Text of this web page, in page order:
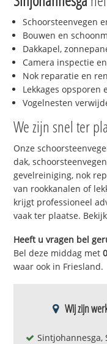
Schoorsteenvegen
Bouwen en
Dakkapel,
Camera inspectie
Nok reparatie en
Lekkages opsporen
Vogelnesten
We zijn snel ter
Onze
dak,
gevelreiniging, nok
van rookkanalen of
krijgt professioneel
vaak ter plaatse.
Heeft u vragen bel
Bel deze middag met
waar ook in Friesland.
Wij zijn
Sintjohannesga,